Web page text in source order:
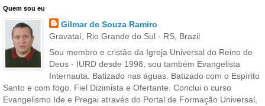
Quem sou eu
Gilmar de Souza Ramiro
Gravataí, Rio Grande do Sul - RS, Brazil
Sou membro e cristão da Igreja Universal do Reino de
Deus - IURD desde 1998, sou também Evangelista
Internauta. Batizado nas águas. Batizado com o Espírito
Santo e com fogo. Fiel Dizimista e Ofertante. Conclui o curso
Evangelismo Ide e Pregai através do Portal de Formação Universal,